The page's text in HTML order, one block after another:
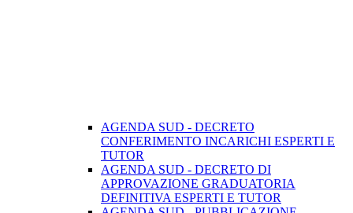
AGENDA SUD - DECRETO
CONFERIMENTO INCARICHI ESPERTI E
TUTOR
AGENDA SUD - DECRETO DI
APPROVAZIONE GRADUATORIA
DEFINITIVA ESPERTI E TUTOR